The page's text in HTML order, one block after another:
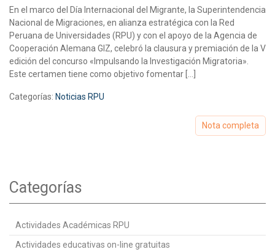
En el marco del Día Internacional del Migrante, la Superintendencia
Nacional de Migraciones, en alianza estratégica con la Red
Peruana de Universidades (RPU) y con el apoyo de la Agencia de
Cooperación Alemana GIZ, celebró la clausura y premiación de la V
edición del concurso «Impulsando la Investigación Migratoria».
Este certamen tiene como objetivo fomentar […]
Categorías: Noticias RPU
Nota completa
Categorías
Actividades Académicas RPU
Actividades educativas on-line gratuitas